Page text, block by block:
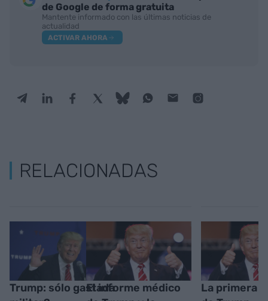
de Google de forma gratuita
Mantente informado con las últimas noticias de
actualidad
ACTIVAR AHORA
RELACIONADAS
Trump: sólo gastadaEl informe médico
La primera